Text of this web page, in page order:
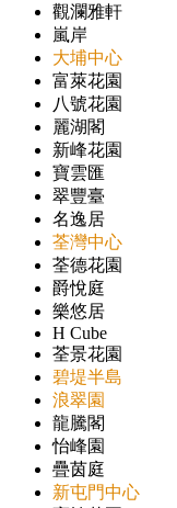
觀瀾雅軒
嵐岸
大埔中心
富萊花園
八號花園
麗湖閣
新峰花園
寶雲匯
翠豐臺
名逸居
荃灣中心
荃德花園
爵悅庭
樂悠居
H Cube
荃景花園
碧堤半島
浪翠園
龍騰閣
怡峰園
疊茵庭
新屯門中心